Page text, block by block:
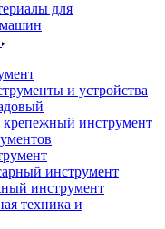
для
и устройства
инструмент
инструмент
инструмент
техника и